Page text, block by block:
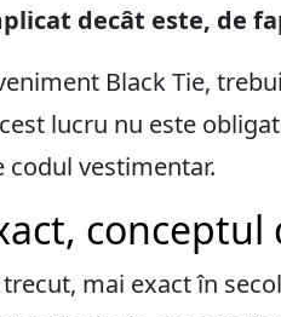
decât este, de
Black Tie,
lucru nu este
vestimentar.
conceptul
mai exact în